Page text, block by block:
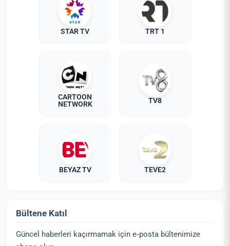
STAR TV TRT 1
CARTOON
NETWORK
TV8
BEYAZ TV TEVE2
Bültene Katıl
Güncel haberleri kaçırmamak için e‑posta bültenimize